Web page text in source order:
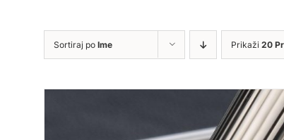
Sortiraj po Ime Prikaži 20